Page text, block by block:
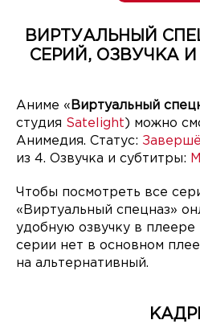
ВИРТУАЛЬНЫЙ
СЕРИЙ, ОЗВУЧКА И
Аниме « Виртуальный
студия Satelight ) можно
Анимедия. Статус:
из 4. Озвучка и субтитры:
Чтобы посмотреть все
«Виртуальный спецназ»
удобную озвучку в
серии нет в основном
на альтернативный.